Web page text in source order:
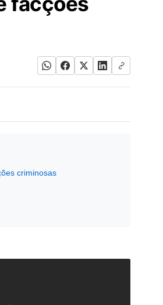
criminosas